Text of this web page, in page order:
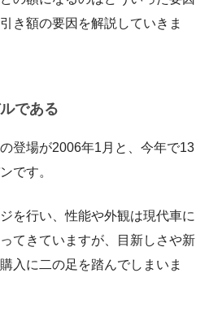
き額の要因を解説していきま
である
登場が2006年1月と、今年で13
です。
を行い、性能や外観は現代車に
てきていますが、目新しさや新
入に二の足を踏んでしまいま